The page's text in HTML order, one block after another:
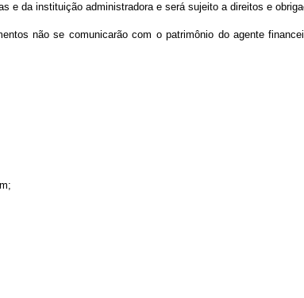
e da instituição administradora e será sujeito a direitos e
não se comunicarão com o patrimônio do agente